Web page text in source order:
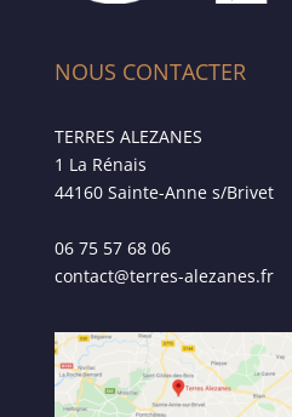
NOUS CONTACTER
TERRES ALEZANES
1 La Rénais
44160 Sainte-Anne s/Brivet
06 75 57 68 06
contact@terres-alezanes.fr